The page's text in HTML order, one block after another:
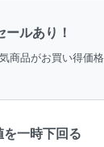
ールあり！
商品がお買い得価
一時下回る